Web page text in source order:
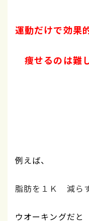
運動だけで効果
痩せるのは難
例えば、
脂肪を１Ｋ 減ら
ウオーキングだと